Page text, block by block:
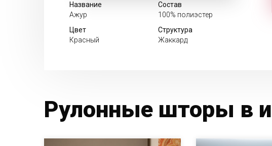
Название
Ажур
Состав
100% полиэстер
Цвет
Красный
Структура
Жаккард
Рулонные шторы в